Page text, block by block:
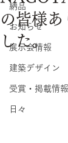
納品
お知らせ
展示会情報
建築デザイン
受賞・掲載情報
日々
の皆様あ
した。